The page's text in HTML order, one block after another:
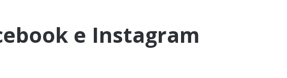
e Instagram